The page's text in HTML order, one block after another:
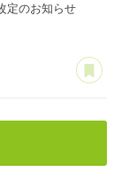
定のお知らせ